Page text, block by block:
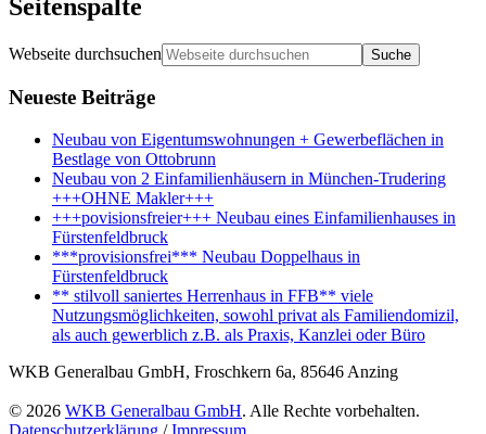
Seitenspalte
Webseite durchsuchen
Neueste Beiträge
Neubau von Eigentumswohnungen + Gewerbeflächen in
Bestlage von Ottobrunn
Neubau von 2 Einfamilienhäusern in München-Trudering
+++OHNE Makler+++
+++povisionsfreier+++ Neubau eines Einfamilienhauses in
Fürstenfeldbruck
***provisionsfrei*** Neubau Doppelhaus in
Fürstenfeldbruck
** stilvoll saniertes Herrenhaus in FFB** viele
Nutzungsmöglichkeiten, sowohl privat als Familiendomizil,
als auch gewerblich z.B. als Praxis, Kanzlei oder Büro
WKB Generalbau GmbH, Froschkern 6a, 85646 Anzing
© 2026 WKB Generalbau GmbH. Alle Rechte vorbehalten.
Datenschutzerklärung /Impressum